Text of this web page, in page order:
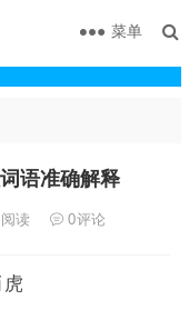
菜单
语准确解释
阅读 0评论
虎